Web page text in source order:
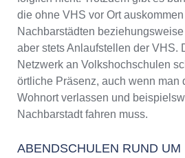
die ohne VHS vor Ort
Nachbarstädten
aber stets Anlaufstellen der VHS.
Netzwerk an Volkshochschulen
örtliche Präsenz, auch wenn man
Wohnort verlassen und
Nachbarstadt fahren muss.
ABENDSCHULEN RUND UM